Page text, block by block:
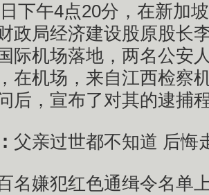
下午4点20分，在新加
政局经济建设股原股长
际机场落地，两名公安
在机场，来自江西检察
后，宣布了对其的逮捕
父亲过世都不知道 后悔
名嫌犯红色通缉令名单